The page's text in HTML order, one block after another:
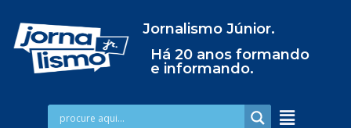
Jornalismo Júnior.
Há 20 anos formando
e informando.